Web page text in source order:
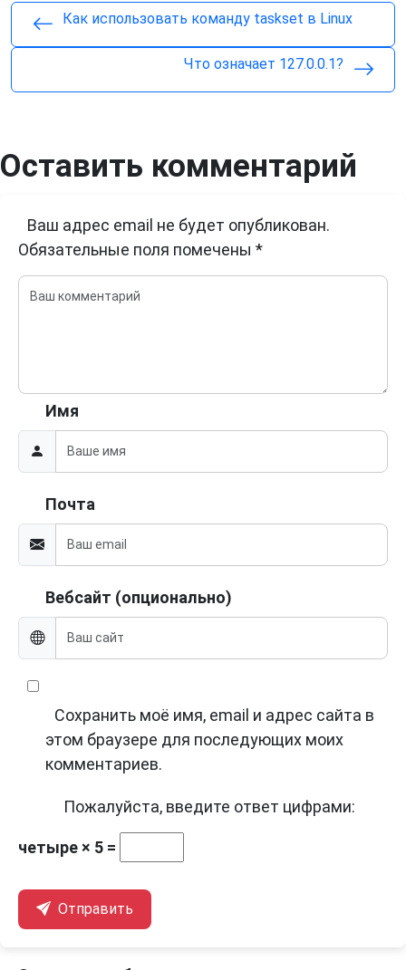
Как использовать команду taskset в Linux
Что означает 127.0.0.1?
Оставить комментарий
Ваш адрес email не будет опубликован.
Обязательные поля помечены *
Имя
Почта
Вебсайт (опционально)
Сохранить моё имя, email и адрес сайта в
этом браузере для последующих моих
комментариев.
Пожалуйста, введите ответ цифрами:
четыре × 5 =
Отправить